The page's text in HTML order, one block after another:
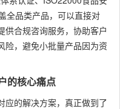
全品类产品，可以直接对
供合规咨询服务，协助客户
险，避免小批量产品因为资
的核心痛点
应的解决方案，真正做到了